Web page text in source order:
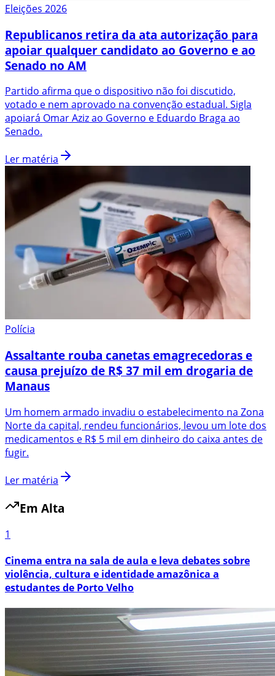
Eleições 2026
Republicanos retira da ata autorização para
apoiar qualquer candidato ao Governo e ao
Senado no AM
Partido afirma que o dispositivo não foi discutido,
votado e nem aprovado na convenção estadual. Sigla
apoiará Omar Aziz ao Governo e Eduardo Braga ao
Senado.
Ler matéria
Polícia
Assaltante rouba canetas emagrecedoras e
causa prejuízo de R$ 37 mil em drogaria de
Manaus
Um homem armado invadiu o estabelecimento na Zona
Norte da capital, rendeu funcionários, levou um lote dos
medicamentos e R$ 5 mil em dinheiro do caixa antes de
fugir.
Ler matéria
Em Alta
1
Cinema entra na sala de aula e leva debates sobre
violência, cultura e identidade amazônica a
estudantes de Porto Velho